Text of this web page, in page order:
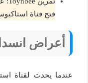
فتح قناة
أعراض
عندما يحدث لقناة